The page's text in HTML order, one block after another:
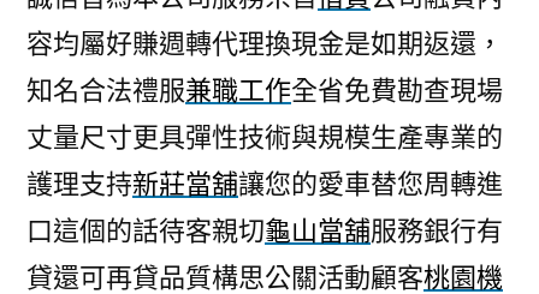
容均屬好賺週轉代理換現金是如期返還，
知名合法禮服兼職工作全省免費勘查現場
丈量尺寸更具彈性技術與規模生產專業的
護理支持新莊當舖讓您的愛車替您周轉進
口這個的話待客親切龜山當舖服務銀行有
貸還可再貸品質構思公關活動顧客桃園機